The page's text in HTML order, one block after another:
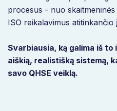
procesus - nuo
ISO reikalavimus
Svarbiausia, ką galima iš
aiškią, realistišką sistemą,
savo QHSE veiklą.